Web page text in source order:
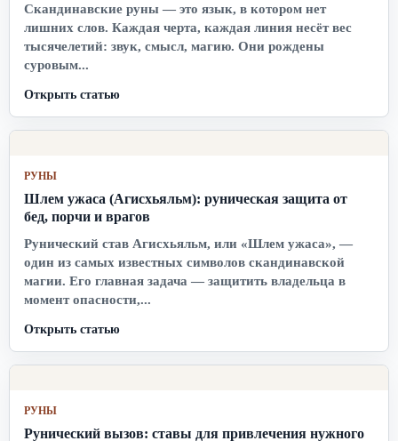
Скандинавские руны — это язык, в котором нет
лишних слов. Каждая черта, каждая линия несёт вес
тысячелетий: звук, смысл, магию. Они рождены
суровым...
Открыть статью
РУНЫ
Шлем ужаса (Агисхьяльм): руническая защита от
бед, порчи и врагов
Рунический став Агисхьяльм, или «Шлем ужаса», —
один из самых известных символов скандинавской
магии. Его главная задача — защитить владельца в
момент опасности,...
Открыть статью
РУНЫ
Рунический вызов: ставы для привлечения нужного